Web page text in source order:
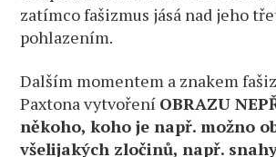
zatímco fašizmus jásá nad jeho
pohlazením.
Dalším momentem a znakem
Paxtona vytvoření OBRAZU
někoho, koho je např. možno
všelijakých zločinů, např.